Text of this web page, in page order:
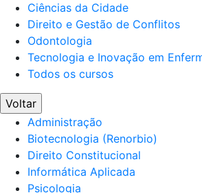
Ciências da Cidade
Direito e Gestão de Conflitos
Odontologia
Tecnologia e Inovação em
Todos os cursos
Voltar
Administração
Biotecnologia (Renorbio)
Direito Constitucional
Informática Aplicada
Psicologia